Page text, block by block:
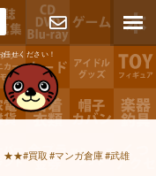
せください！
お問い合わ
せ
★★#買取 #マンガ倉庫 #武雄